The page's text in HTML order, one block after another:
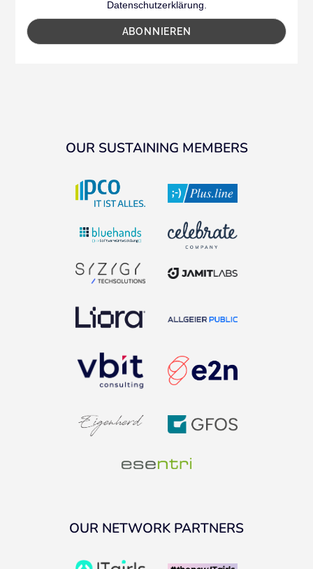
Datenschutzerklärung.
OUR SUSTAINING MEMBERS
OUR NETWORK PARTNERS